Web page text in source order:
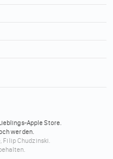
Apple Store.
werden.
Filip Chudzinski.